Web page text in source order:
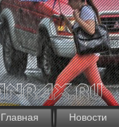
Главная Новости